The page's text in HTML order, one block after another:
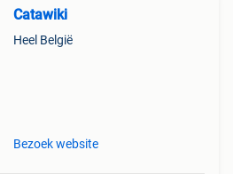
Catawiki
Heel België
Bezoek website